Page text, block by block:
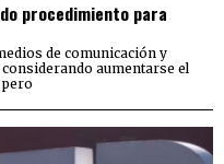
procedimiento para
de comunicación y
aumentarse el